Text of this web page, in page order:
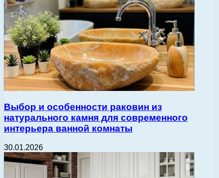
Выбор и особенности раковин из
натурального камня для современного
интерьера ванной комнаты
30.01.2026